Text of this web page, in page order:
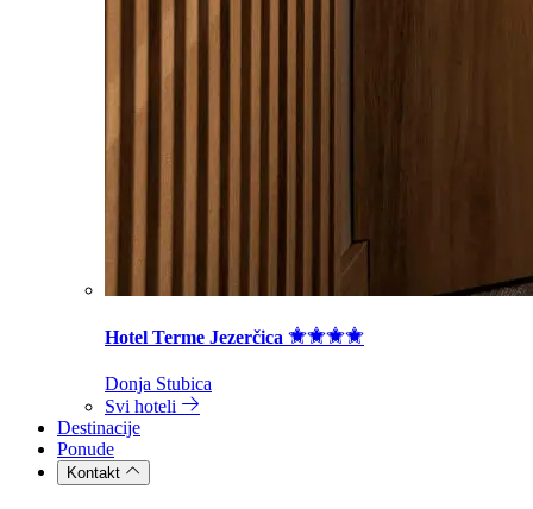
Hotel Terme Jezerčica
Donja Stubica
Svi hoteli
Destinacije
Ponude
Kontakt